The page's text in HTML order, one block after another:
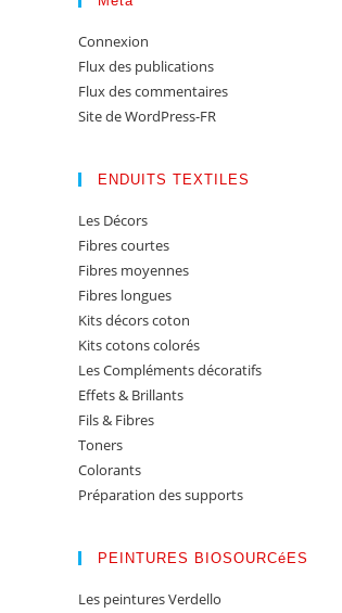
Connexion
Flux des publications
Flux des commentaires
Site de WordPress-FR
ENDUITS TEXTILES
Les Décors
Fibres courtes
Fibres moyennes
Fibres longues
Kits décors coton
Kits cotons colorés
Les Compléments décoratifs
Effets & Brillants
Fils & Fibres
Toners
Colorants
Préparation des supports
PEINTURES BIOSOURCéES
Les peintures Verdello